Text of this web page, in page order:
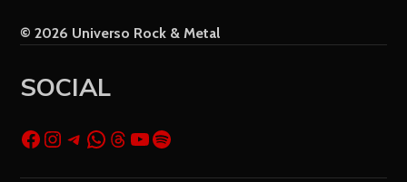
© 2026 Universo Rock & Metal
SOCIAL